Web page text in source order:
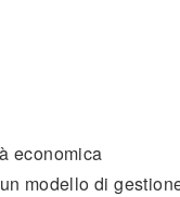
economica
modello di